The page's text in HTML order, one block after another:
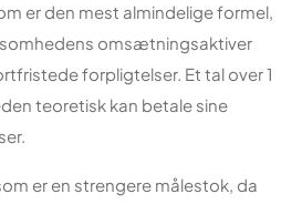
er den mest almindelige formel,
omsætningsaktiver
forpligtelser. Et tal over 1
teoretisk kan betale sine
er en strengere målestok, da